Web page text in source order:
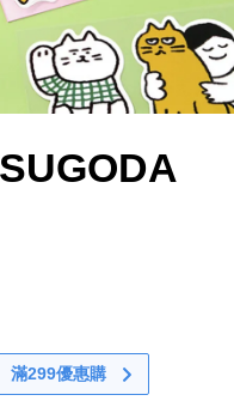
滿299優惠購